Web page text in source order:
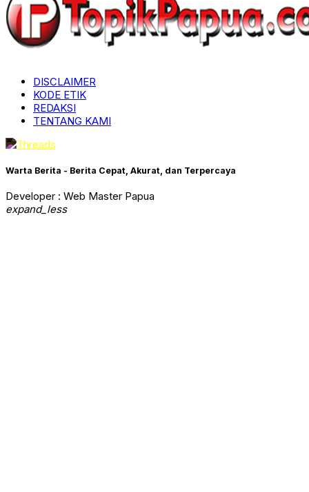
DISCLAIMER
KODE ETIK
REDAKSI
TENTANG KAMI
Warta Berita - Berita Cepat, Akurat, dan Terpercaya
Developer : Web Master Papua
expand_less